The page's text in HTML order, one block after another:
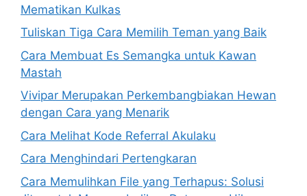
Mematikan Kulkas
Tuliskan Tiga Cara Memilih Teman yang Baik
Cara Membuat Es Semangka untuk Kawan
Mastah
Vivipar Merupakan Perkembangbiakan Hewan
dengan Cara yang Menarik
Cara Melihat Kode Referral Akulaku
Cara Menghindari Pertengkaran
Cara Memulihkan File yang Terhapus: Solusi